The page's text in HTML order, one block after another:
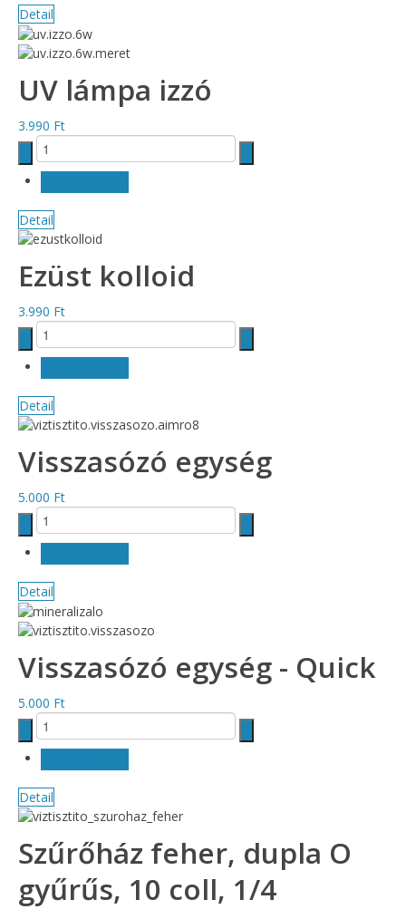
Detail
UV lámpa izzó
3.990 Ft
Detail
Ezüst kolloid
3.990 Ft
Detail
Visszasózó egység
5.000 Ft
Detail
Visszasózó egység - Quick
5.000 Ft
Detail
Szűrőház feher, dupla O
gyűrűs, 10 coll, 1/4